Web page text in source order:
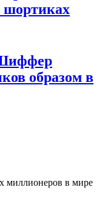
образом в
миллионеров в мире